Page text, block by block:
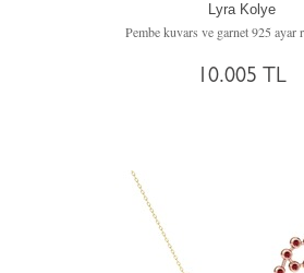
Lyra Kolye
10.005 TL